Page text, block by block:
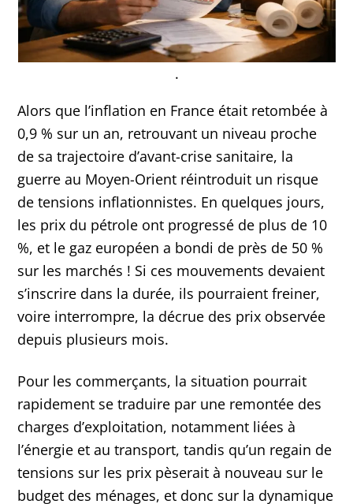
.
Alors que l’inflation en France était retombée à
0,9 % sur un an, retrouvant un niveau proche
de sa trajectoire d’avant-crise sanitaire, la
guerre au Moyen-Orient réintroduit un risque
de tensions inflationnistes. En quelques jours,
les prix du pétrole ont progressé de plus de 10
%, et le gaz européen a bondi de près de 50 %
sur les marchés ! Si ces mouvements devaient
s’inscrire dans la durée, ils pourraient freiner,
voire interrompre, la décrue des prix observée
depuis plusieurs mois.
Pour les commerçants, la situation pourrait
rapidement se traduire par une remontée des
charges d’exploitation, notamment liées à
l’énergie et au transport, tandis qu’un regain de
tensions sur les prix pèserait à nouveau sur le
budget des ménages, et donc sur la dynamique